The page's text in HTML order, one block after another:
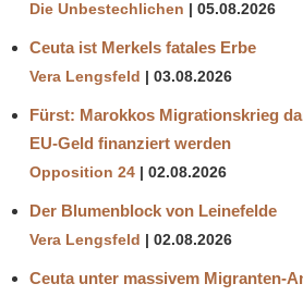
Die Unbestechlichen 05.08.2026
Ceuta ist Merkels fatales Erbe
Vera Lengsfeld 03.08.2026
Fürst: Marokkos Migrationskrieg
EU-Geld finanziert werden
Opposition 24 02.08.2026
Der Blumenblock von Leinefelde
Vera Lengsfeld 02.08.2026
Ceuta unter massivem Migranten-